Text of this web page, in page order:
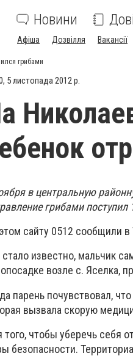
Новини
Афіша Дозвілля Вакансії
грибами
5 листопада 2012 р.
в центральную
грибами
сайту 0512 сообщили
стало известно, мальчик
возле с. Яселка,
парень почувствовал,
вызвала скорую
того, чтобы уберечь себя
безопасности.